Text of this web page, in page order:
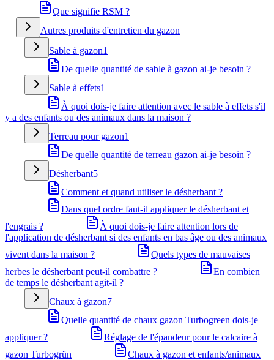
Que signifie RSM ?
Autres produits d'entretien du gazon
Sable à gazon1
De quelle quantité de sable à gazon ai-je besoin ?
Sable à effets1
À quoi dois-je faire attention avec le sable à effets s'il
y a des enfants ou des animaux dans la maison ?
Terreau pour gazon1
De quelle quantité de terreau gazon ai-je besoin ?
Désherbant5
Comment et quand utiliser le désherbant ?
Dans quel ordre faut-il appliquer le désherbant et
l'engrais ?
À quoi dois-je faire attention lors de
l'application de désherbant si des enfants en bas âge ou des animaux
vivent dans la maison ?
Quels types de mauvaises
herbes le désherbant peut-il combattre ?
En combien
de temps le désherbant agit-il ?
Chaux à gazon7
Quelle quantité de chaux gazon Turbogreen dois-je
appliquer ?
Réglage de l'épandeur pour le calcaire à
gazon Turbogrün
Chaux à gazon et enfants/animaux